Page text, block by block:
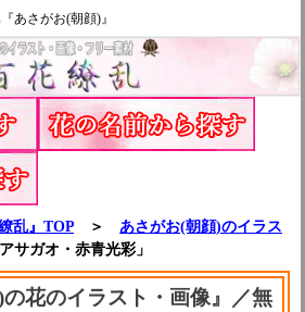
あさがお(朝顔)』
乱』TOP ＞ あさがお(朝顔)のイラス
ガオ・赤青光彩」
の花のイラスト・画像』／無